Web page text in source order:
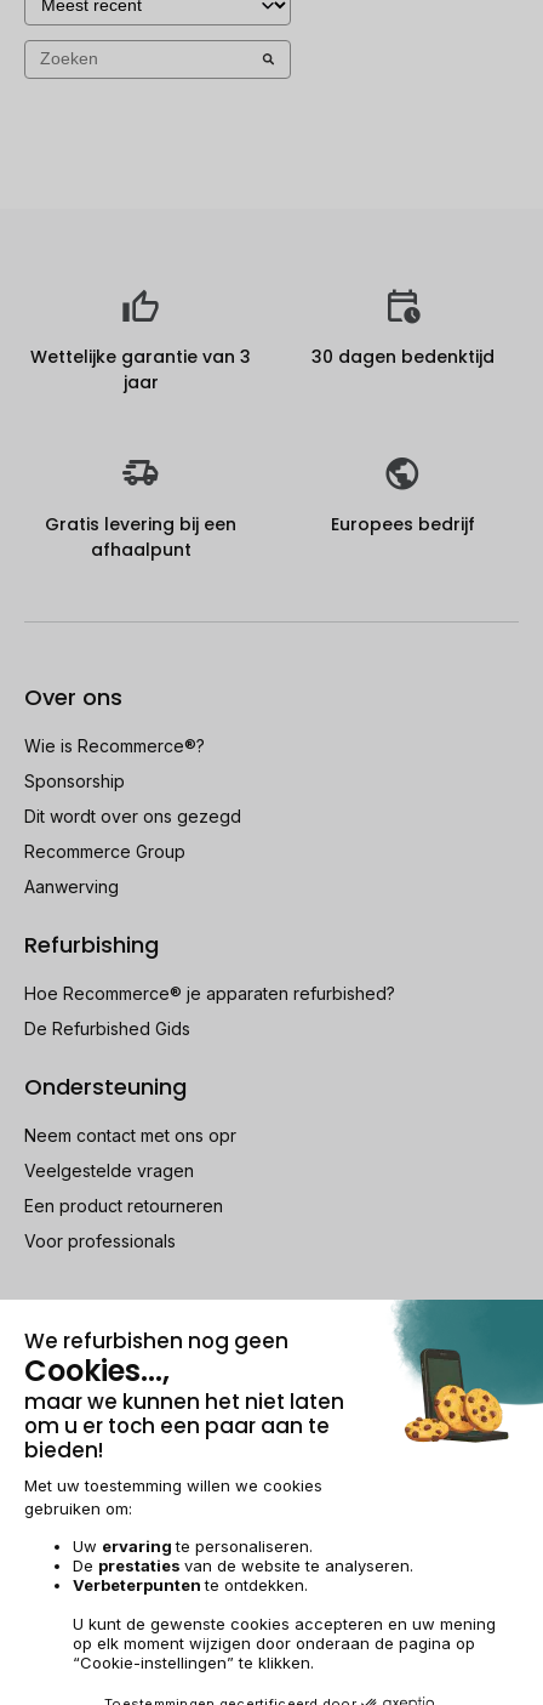
Wettelijke garantie van 3
jaar
30 dagen bedenktijd
Gratis levering bij een
afhaalpunt
Europees bedrijf
Over ons
Wie is Recommerce®?
Sponsorship
Dit wordt over ons gezegd
Recommerce Group
Aanwerving
Refurbishing
Hoe Recommerce® je apparaten refurbished?
De Refurbished Gids
Ondersteuning
Neem contact met ons opr
Veelgestelde vragen
Een product retourneren
Voor professionals
100% beveiligde betaling
Wettelijke vermeldingen & AGBeheer van cookies
Algemene verkoopvoorwaarden
Toegankelijkheid
© 2009-2026 RECOMMERCE - Alle rechten voorbehouden.